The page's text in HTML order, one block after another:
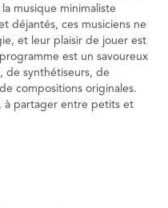
musique minimaliste
déjantés, ces musiciens ne
et leur plaisir de jouer est
est un savoureux
de synthétiseurs, de
compositions originales.
à partager entre petits et